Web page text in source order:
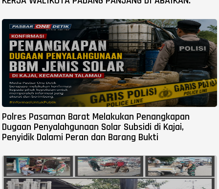
Polres Pasaman Barat Melakukan Penangkapan
Dugaan Penyalahgunaan Solar Subsidi di Kajai,
Penyidik Dalami Peran dan Barang Bukti